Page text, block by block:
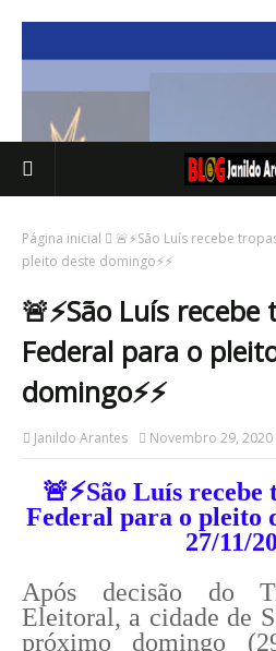
Página inicial
🚨⚡São Luís recebe
pleito deste domingo⚡⚡
🚨⚡São Luís
Federal para o
domingo⚡⚡
Janildo Arantes Novembro 29, 2020
🚨⚡São Luís
Federal para o pleito
27/11/
Após decisão do
Eleitoral, a cidade de
próximo domingo